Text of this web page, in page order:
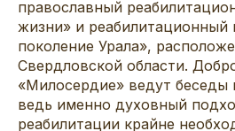
православный
жизни» и реабилитационный
поколение Урала»,
Свердловской области.
«Милосердие» ведут
ведь именно духовный
реабилитации крайне